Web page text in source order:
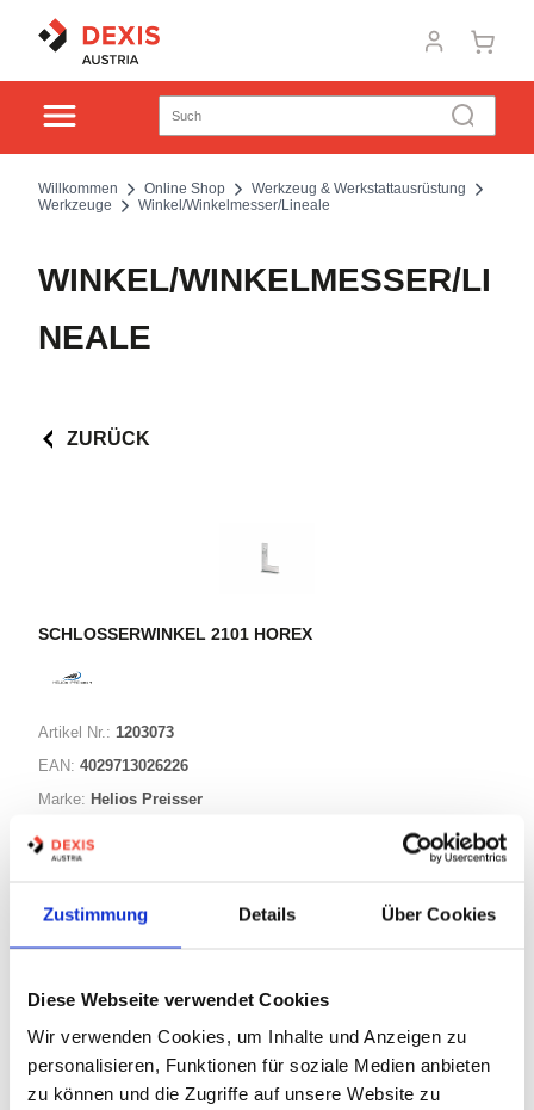
Zustimmung Details Über Cookies
Diese Webseite verwendet Cookies
Wir verwenden Cookies, um Inhalte und Anzeigen zu
personalisieren, Funktionen für soziale Medien anbieten
zu können und die Zugriffe auf unsere Website zu
Willkommen Online Shop
Werkzeug & Werkstattausrüstung
Werkzeuge
Winkel/Winkelmesser/Lineale
WINKEL/WINKELMESSER/LI
NEALE
ZURÜCK
SCHLOSSERWINKEL 2101 HOREX
Artikel Nr.: 1203073
EAN: 4029713026226
Marke: Helios Preisser
Bezeichnung:
STK
Auf Lager
Lager anzeigen